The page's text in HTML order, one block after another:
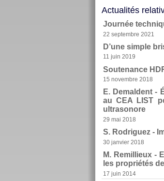
Actualités
Journée
22 septembre 2021
D’une simple
11 juin 2019
Soutenance
15 novembre 2018
E. Demaldent -
au CEA LIST
ultrasonore
29 mai 2018
S. Rodriguez -
30 janvier 2018
M. Remillieux -
les propriétés
17 juin 2014